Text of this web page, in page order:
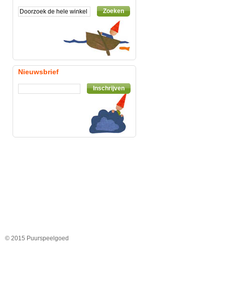
Zoeken
Nieuwsbrief
Inschrijven
© 2015 Puurspeelgoed